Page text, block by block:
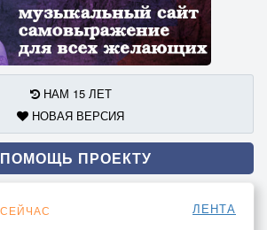
НАМ 15 ЛЕТ
НОВАЯ ВЕРСИЯ
ПОМОЩЬ ПРОЕКТУ
ЛЕНТА